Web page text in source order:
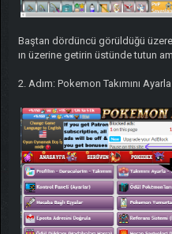
Baştan dördüncü görüldüğü
ın üzerine getirin üstünde tutun
2. Adım: Pokemon Takımını